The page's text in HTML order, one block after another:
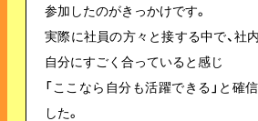
参加したのがきっかけです。
実際に社員の方々と接する中で、社
自分にすごく合っていると感じ
「ここなら自分も活躍できる」と確
した。